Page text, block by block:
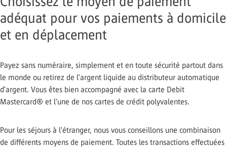
adéquat pour vos paiements à domicile
et en déplacement
Payez sans numéraire, simplement et en toute sécurité partout dans
le monde ou retirez de l'argent liquide au distributeur automatique
d'argent. Vous êtes bien accompagné avec la carte Debit
Mastercard® et l'une de nos cartes de crédit polyvalentes.
Pour les séjours à l'étranger, nous vous conseillons une combinaison
de différents moyens de paiement. Toutes les transactions effectuées